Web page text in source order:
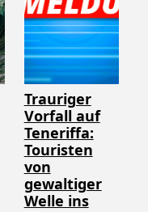
Trauriger
Vorfall auf
Teneriffa:
Touristen
von
gewaltiger
Welle ins